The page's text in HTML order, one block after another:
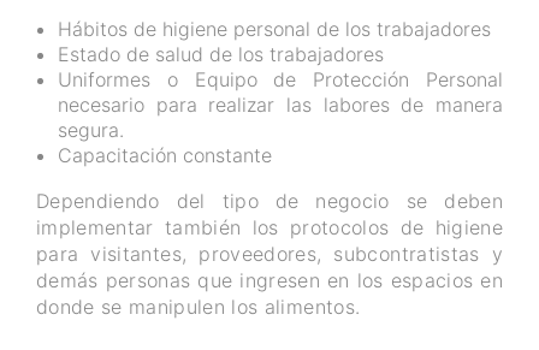
Hábitos de higiene personal de los trabajadores
Estado de salud de los trabajadores
Uniformes o Equipo de Protección Personal
necesario para realizar las labores de manera
segura.
Capacitación constante
Dependiendo del tipo de negocio se deben
implementar también los protocolos de higiene
para visitantes, proveedores, subcontratistas y
demás personas que ingresen en los espacios en
donde se manipulen los alimentos.